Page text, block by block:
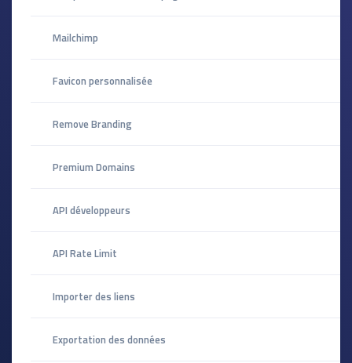
Mailchimp
Favicon personnalisée
Remove Branding
Premium Domains
API développeurs
API Rate Limit
Importer des liens
Exportation des données